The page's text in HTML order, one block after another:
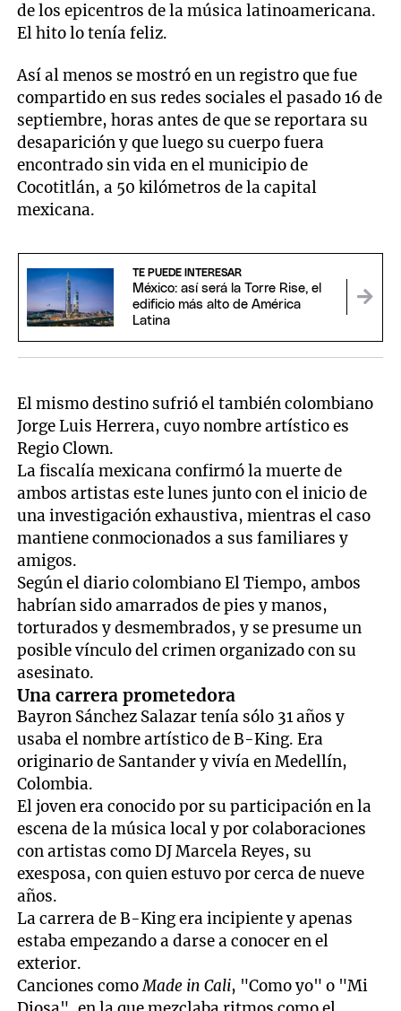
de los epicentros de la música latinoamericana.
El hito lo tenía feliz.
Así al menos se mostró en un registro que fue
compartido en sus redes sociales el pasado 16 de
septiembre, horas antes de que se reportara su
desaparición y que luego su cuerpo fuera
encontrado sin vida en el municipio de
Cocotitlán, a 50 kilómetros de la capital
mexicana.
TE PUEDE INTERESAR
México: así será la Torre Rise, el
edificio más alto de América
Latina
El mismo destino sufrió el también colombiano
Jorge Luis Herrera, cuyo nombre artístico es
Regio Clown.
La fiscalía mexicana confirmó la muerte de
ambos artistas este lunes junto con el inicio de
una investigación exhaustiva, mientras el caso
mantiene conmocionados a sus familiares y
amigos.
Según el diario colombiano El Tiempo, ambos
habrían sido amarrados de pies y manos,
torturados y desmembrados, y se presume un
posible vínculo del crimen organizado con su
asesinato.
Una carrera prometedora
Bayron Sánchez Salazar tenía sólo 31 años y
usaba el nombre artístico de B-King. Era
originario de Santander y vivía en Medellín,
Colombia.
El joven era conocido por su participación en la
escena de la música local y por colaboraciones
con artistas como DJ Marcela Reyes, su
exesposa, con quien estuvo por cerca de nueve
años.
La carrera de B-King era incipiente y apenas
estaba empezando a darse a conocer en el
exterior.
Canciones comoMade in Cali, "Como yo" o "Mi